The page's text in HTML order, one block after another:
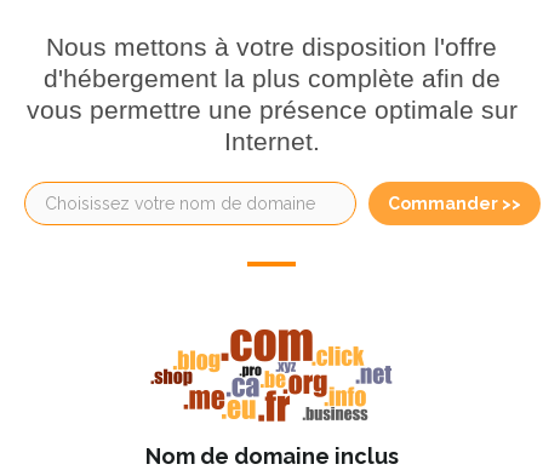
Nous mettons à votre disposition l'offre
d'hébergement la plus complète afin de
vous permettre une présence optimale sur
Internet.
Nom de domaine inclus